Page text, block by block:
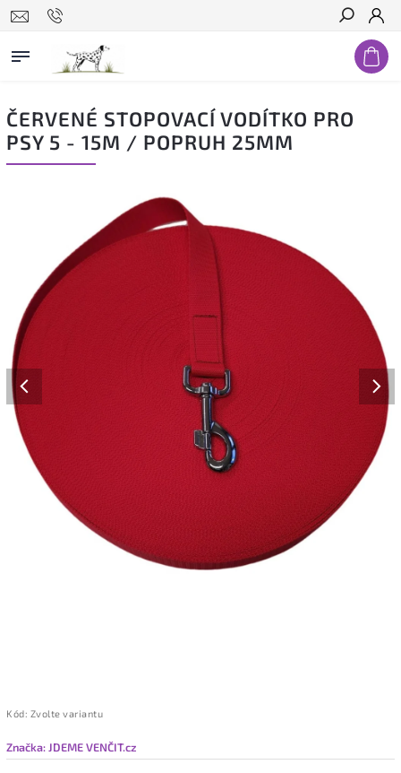
Hledat
ČERVENÉ STOPOVACÍ VODÍTKO PRO
PSY 5 - 15M / POPRUH 25MM
Kód: Zvolte variantu
Značka: JDEME VENČIT.cz